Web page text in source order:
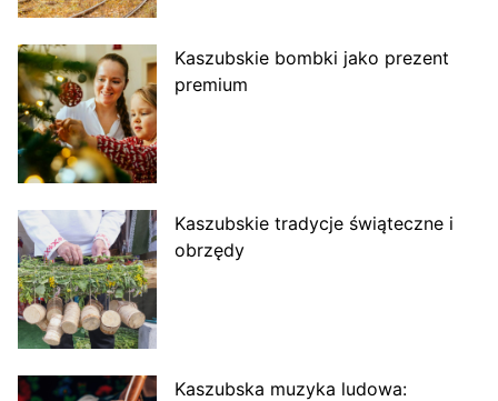
Kaszubskie bombki jako prezent
premium
Kaszubskie tradycje świąteczne i
obrzędy
Kaszubska muzyka ludowa: